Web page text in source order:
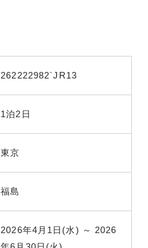
262222982`JR13
1泊2日
東京
福島
2026年4月1日(水) ～ 2026